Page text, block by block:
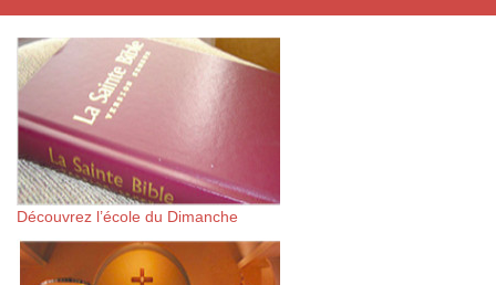
Découvrez l’école du Dimanche